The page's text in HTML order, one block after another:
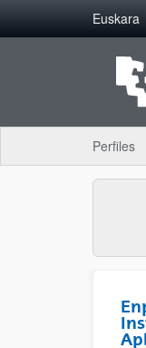
Saltar al contenidoEuskara
Perfiles